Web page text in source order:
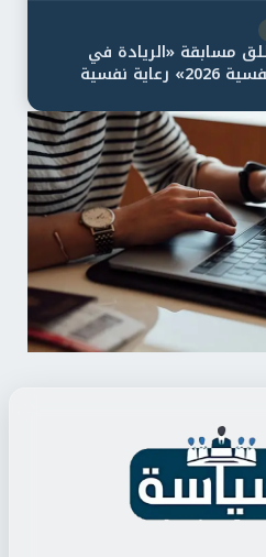
الصحة تطلق مسابقة «الريادة في
الصحة النفسية 2026» رعاية نفسية